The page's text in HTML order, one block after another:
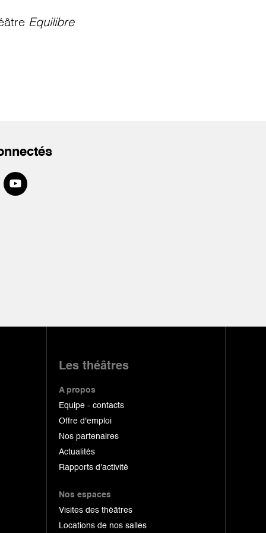
Equilibre
Les théâtres
A propos
Equipe - contacts
Offre d'emploi
Nos partenaires
Actualités
Rapports d'activité
Nos espaces
Visites des théâtres
Locations de nos salles